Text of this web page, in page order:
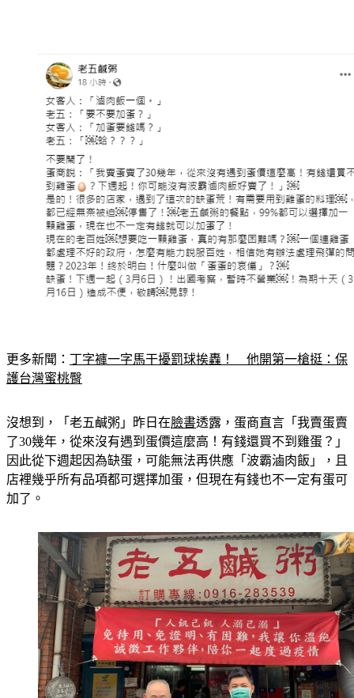
更多新聞：丁字褲一字馬干擾罰球挨轟！　他開第一槍挺：保
沒想到，「老五鹹粥」昨日在臉書透露，蛋商直言「我賣蛋賣
了30幾年，從來沒有遇到蛋價這麼高！有錢還買不到雞蛋？」
因此從下週起因為缺蛋，可能無法再供應「波霸滷肉飯」，且
店裡幾乎所有品項都可選擇加蛋，但現在有錢也不一定有蛋可